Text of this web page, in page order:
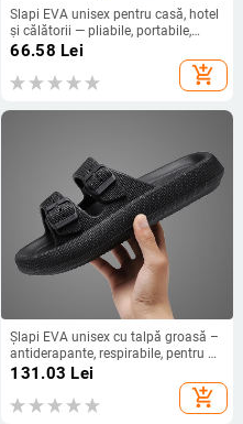
Slapi EVA unisex pentru casă, hotel
și călătorii — pliabile, portabile,
monolitic turnate, talpă EVA, anti-
66.58 Lei
add_shopping_cart
Șlapi EVA unisex cu talpă groasă –
antiderapante, respirabile, pentru uz
interior și exterior
131.03 Lei
add_shopping_cart